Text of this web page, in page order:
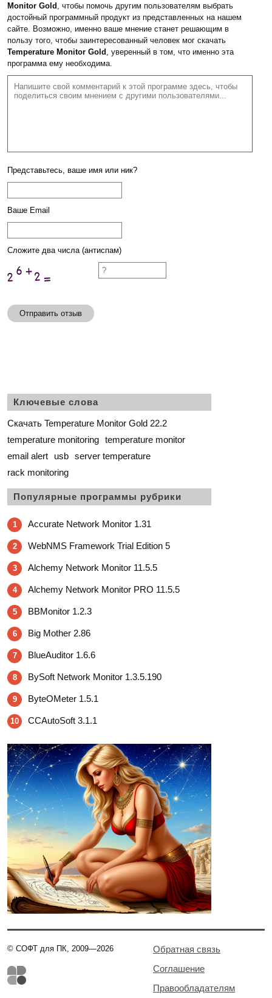
Monitor Gold , чтобы помочь другим пользователям выбрать
достойный программный продукт из представленных на нашем
сайте. Возможно, именно ваше мнение станет решающим в
пользу того, чтобы заинтересованный человек мог скачать
Temperature Monitor Gold , уверенный в том, что именно эта
программа ему необходима.
Представьтесь, ваше имя или ник?
Ваше Email
Сложите два числа (антиспам)
Отправить отзыв
Ключевые слова
Скачать Temperature Monitor Gold 22.2
temperature monitoring temperature monitor
email alert
usb server temperature
rack monitoring
Популярные программы рубрики
1 Accurate Network Monitor 1.31
2 WebNMS Framework Trial Edition 5
3 Alchemy Network Monitor 11.5.5
4 Alchemy Network Monitor PRO 11.5.5
5 BBMonitor 1.2.3
6 Big Mother 2.86
7 BlueAuditor 1.6.6
8 BySoft Network Monitor 1.3.5.190
9 ByteOMeter 1.5.1
10 CCAutoSoft 3.1.1
© СОФТ для ПК, 2009—2026
Обратная связь
Соглашение
Правообладателям